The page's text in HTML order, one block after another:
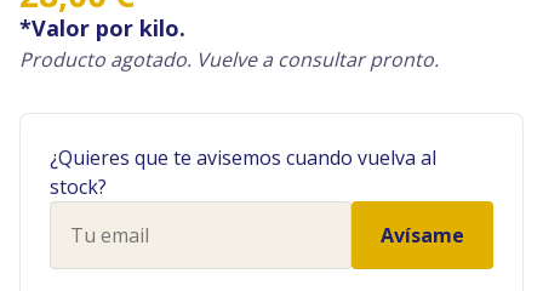
*Valor por kilo.
Producto agotado. Vuelve a consultar pronto.
¿Quieres que te avisemos cuando vuelva al
stock?
email
Avísame